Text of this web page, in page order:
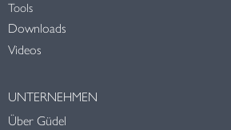
Tools
Downloads
Videos
UNTERNEHMEN
Über Güdel